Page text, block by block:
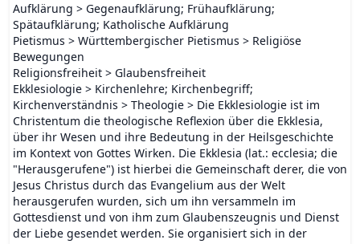
Aufklärung > Gegenaufklärung; Frühaufklärung;
Spätaufklärung; Katholische Aufklärung
Pietismus > Württembergischer Pietismus > Religiöse
Bewegungen
Religionsfreiheit > Glaubensfreiheit
Ekklesiologie > Kirchenlehre; Kirchenbegriff;
Kirchenverständnis > Theologie > Die Ekklesiologie ist im
Christentum die theologische Reflexion über die Ekklesia,
über ihr Wesen und ihre Bedeutung in der Heilsgeschichte
im Kontext von Gottes Wirken. Die Ekklesia (lat.: ecclesia; die
"Herausgerufene") ist hierbei die Gemeinschaft derer, die von
Jesus Christus durch das Evangelium aus der Welt
herausgerufen wurden, sich um ihn versammeln im
Gottesdienst und von ihm zum Glaubenszeugnis und Dienst
der Liebe gesendet werden. Sie organisiert sich in der